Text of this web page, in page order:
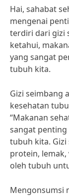
Hai, sahabat
mengenai
terdiri dari gizi
ketahui,
yang sangat
tubuh kita.
Gizi seimbang
kesehatan
“Makanan
sangat
tubuh kita.
protein,
oleh tubuh
Mengonsumsi